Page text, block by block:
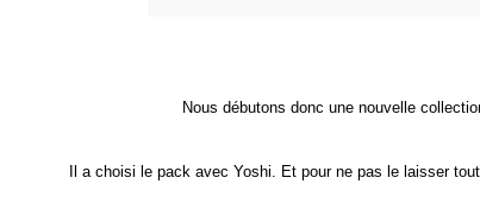
Nous débutons donc une nouvelle
Il a choisi le pack avec Yoshi. Et pour ne pas le laisser